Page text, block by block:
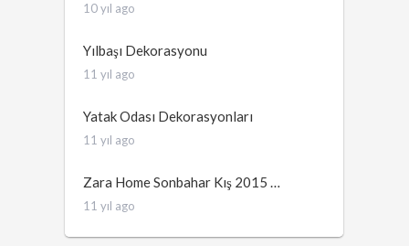
10 yıl ago
Yılbaşı Dekorasyonu
11 yıl ago
Yatak Odası Dekorasyonları
11 yıl ago
Zara Home Sonbahar Kış 2015 …
11 yıl ago